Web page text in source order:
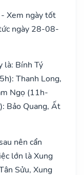
Xem ngày tốt
ngày 28-08-
là: Bính Tý
Thanh Long,
Ngọ (11h-
Bảo Quang, Ất
nên cẩn
lớn là Xung
Sửu, Xung